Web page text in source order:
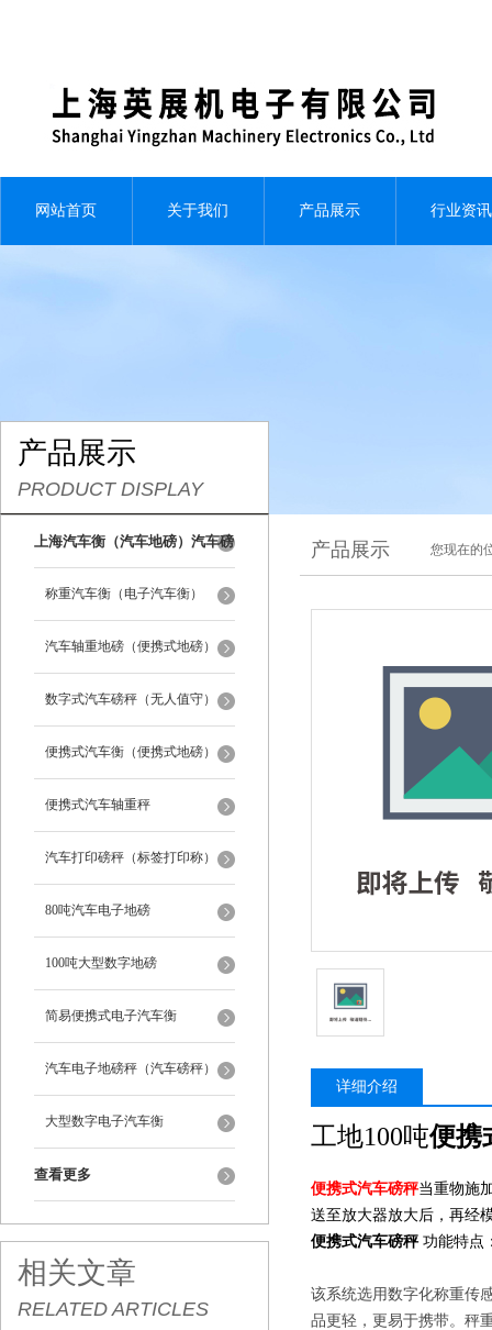
网站首页 关于我们 产品展示 行业资讯
产品展示
PRODUCT DISPLAY
上海汽车衡（汽车地磅）汽车磅
秤称重汽车衡（电子汽车衡）
汽车轴重地磅（便携式地磅）
数字式汽车磅秤（无人值守）
便携式汽车衡（便携式地磅）
便携式汽车轴重秤
汽车打印磅秤（标签打印称）
80吨汽车电子地磅
100吨大型数字地磅
简易便携式电子汽车衡
汽车电子地磅秤（汽车磅秤）
大型数字电子汽车衡
查看更多
相关文章
RELATED ARTICLES
产品展示 您现在的
详细介绍
工地100吨便携
便携式汽车磅秤当重物施
送至放大器放大后，再经
便携式汽车磅秤功能特点
该系统选用数字化称重传
品更轻，更易于携带。秤